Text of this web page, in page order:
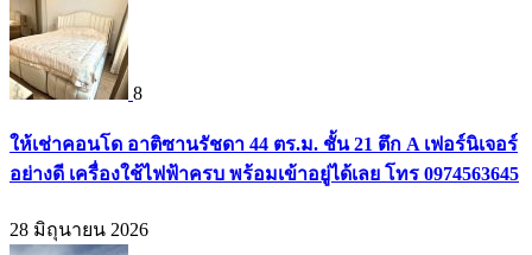
8
ให้เช่าคอนโด อาติซานรัชดา 44 ตร.ม. ชั้น 21 ตึก A เฟอร์นิเจอร์
อย่างดี เครื่องใช้ไฟฟ้าครบ พร้อมเข้าอยู่ได้เลย โทร 0974563645
28 มิถุนายน 2026